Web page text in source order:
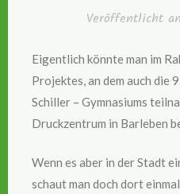
Veröffentlicht
Eigentlich könnte man im
Projektes, an dem auch die
Schiller – Gymnasiums
Druckzentrum in Barleben
Wenn es aber in der Stadt
schaut man doch dort